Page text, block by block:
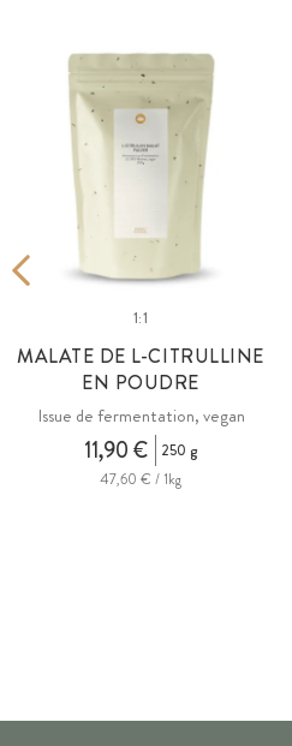
1:1
MALATE DE L-CITRULLINE
EN POUDRE
Issue de fermentation, vegan
11,90 €
250 g
47,60 € / 1kg